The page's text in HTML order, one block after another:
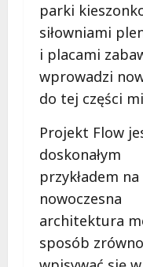
parki
siłowniami
i placami
wprowadzi
do tej części
Projekt Flow
doskonałym
przykładem
nowoczesna
architektura
sposób